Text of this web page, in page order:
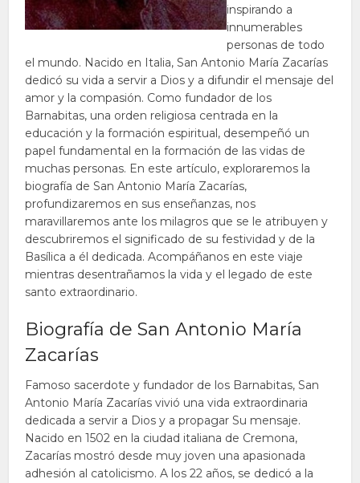
inspirando a
innumerables
personas de todo
el mundo. Nacido en Italia, San Antonio María Zacarías
dedicó su vida a servir a Dios y a difundir el mensaje del
amor y la compasión. Como fundador de los
Barnabitas, una orden religiosa centrada en la
educación y la formación espiritual, desempeñó un
papel fundamental en la formación de las vidas de
muchas personas. En este artículo, exploraremos la
biografía de San Antonio María Zacarías,
profundizaremos en sus enseñanzas, nos
maravillaremos ante los milagros que se le atribuyen y
descubriremos el significado de su festividad y de la
Basílica a él dedicada. Acompáñanos en este viaje
mientras desentrañamos la vida y el legado de este
santo extraordinario.
Biografía de San Antonio María
Zacarías
Famoso sacerdote y fundador de los Barnabitas, San
Antonio María Zacarías vivió una vida extraordinaria
dedicada a servir a Dios y a propagar Su mensaje.
Nacido en 1502 en la ciudad italiana de Cremona,
Zacarías mostró desde muy joven una apasionada
adhesión al catolicismo. A los 22 años, se dedicó a la